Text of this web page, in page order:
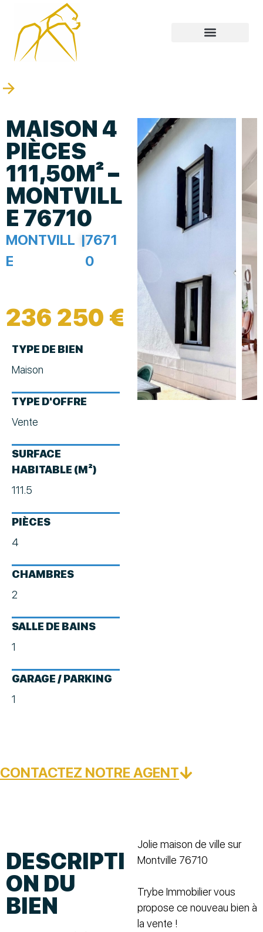
MAISON 4
PIÈCES
111,50M² –
MONTVILL
E 76710
MONTVILL
E
|7671
0
236 250 €
TYPE DE BIEN
Maison
TYPE D'OFFRE
Vente
SURFACE
HABITABLE (M²)
111.5
PIÈCES
4
CHAMBRES
2
SALLE DE BAINS
1
GARAGE / PARKING
1
CONTACTEZ NOTRE AGENT
DESCRIPTI
ON DU
BIEN
Jolie maison de ville sur
Montville 76710
Trybe Immobilier vous
propose ce nouveau bien à
la vente !